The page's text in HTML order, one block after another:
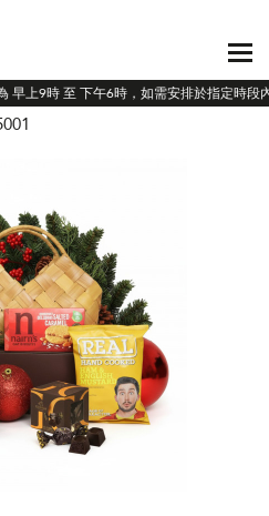
上9時 至 下午6時，如需安排於指定時段